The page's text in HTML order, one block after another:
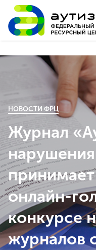
НОВОСТИ ФРЦ
Журнал
принимает
онлайн-
конкурсе
журналов